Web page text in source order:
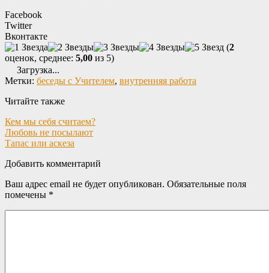
Facebook
Twitter
Вконтакте
(2
оценок, среднее: 5,00 из 5)
Загрузка...
Метки: беседы с Учителем, внутренняя работа
Читайте также
Кем мы себя считаем?
Любовь не посылают
Тапас или аскеза
Добавить комментарий
Ваш адрес email не будет опубликован. Обязательные поля
помечены *